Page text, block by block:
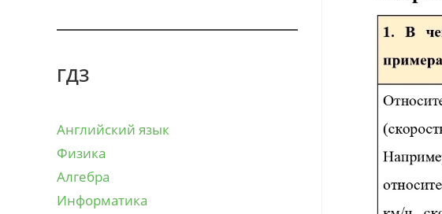
ГДЗ
Английский язык
Физика
Алгебра
Информатика